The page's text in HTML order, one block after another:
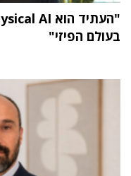
בעולם הפיזי"